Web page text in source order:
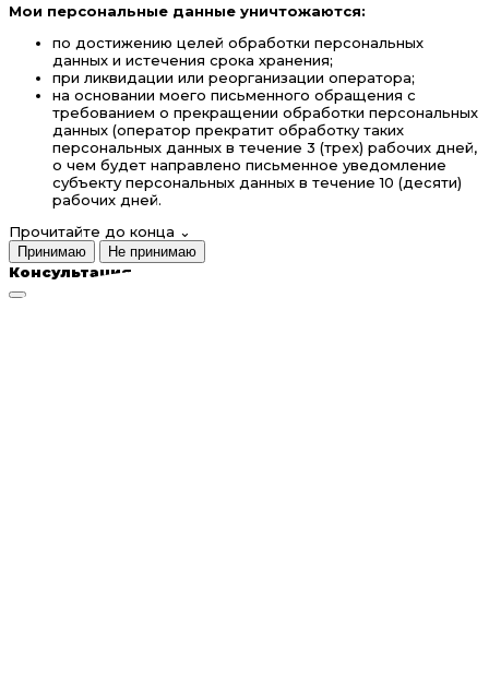
Мои персональные данные уничтожаются:
по достижению целей обработки персональных
данных и истечения срока хранения;
при ликвидации или реорганизации оператора;
на основании моего письменного обращения с
требованием о прекращении обработки персональных
данных (оператор прекратит обработку таких
персональных данных в течение 3 (трех) рабочих дней,
о чем будет направлено письменное уведомление
субъекту персональных данных в течение 10 (десяти)
рабочих дней.
Прочитайте до конца ⌄
Принимаю Не принимаю
Консультация